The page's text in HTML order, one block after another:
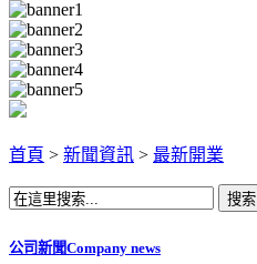
首頁 > 新聞資訊 > 最新開業
搜索
公司新聞Company news